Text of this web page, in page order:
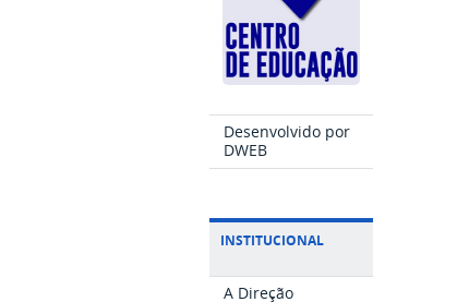
Desenvolvido por
DWEB
INSTITUCIONAL
A Direção